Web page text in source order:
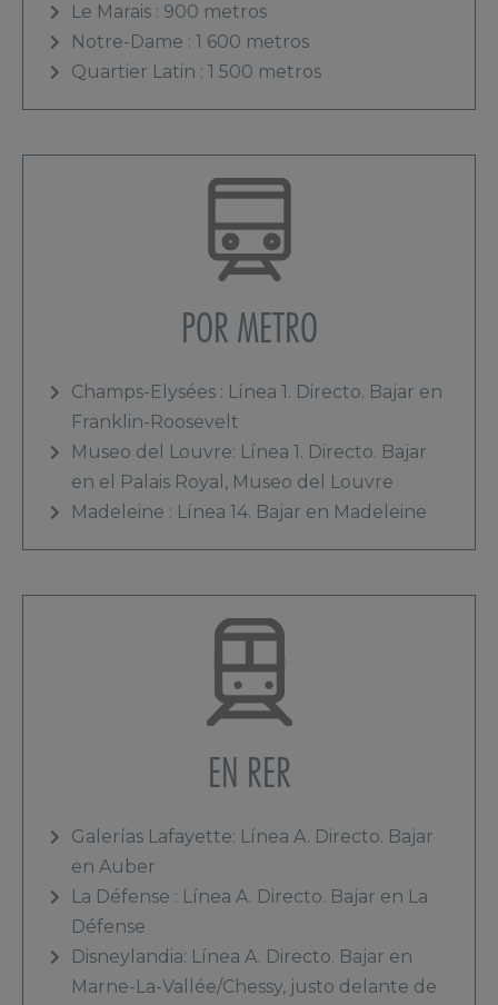
Le Marais : 900 metros
Notre-Dame : 1 600 metros
Quartier Latin : 1 500 metros
POR METRO
Champs-Elysées : Línea 1. Directo. Bajar en
Franklin-Roosevelt
Museo del Louvre: Línea 1. Directo. Bajar
en el Palais Royal, Museo del Louvre
Madeleine : Línea 14. Bajar en Madeleine
EN RER
Galerías Lafayette: Línea A. Directo. Bajar
en Auber
La Défense : Línea A. Directo. Bajar en La
Défense
Disneylandia: Línea A. Directo. Bajar en
Marne-La-Vallée/Chessy, justo delante de